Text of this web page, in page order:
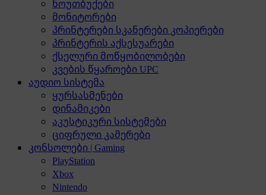
ნოუთბუქები
მონიტორები
პრინტერები სკანერები კოპიერები
პრინტერის აქსესუარები
ქსელური მოწყობილობები
კვების წყაროები UPC
აუდიო სისტემა
ყურსასმენები
დინამიკები
აკუსტიკური სისტემები
ციფრული კამერები
კონსოლები | Gaming
PlayStation
Xbox
Nintendo